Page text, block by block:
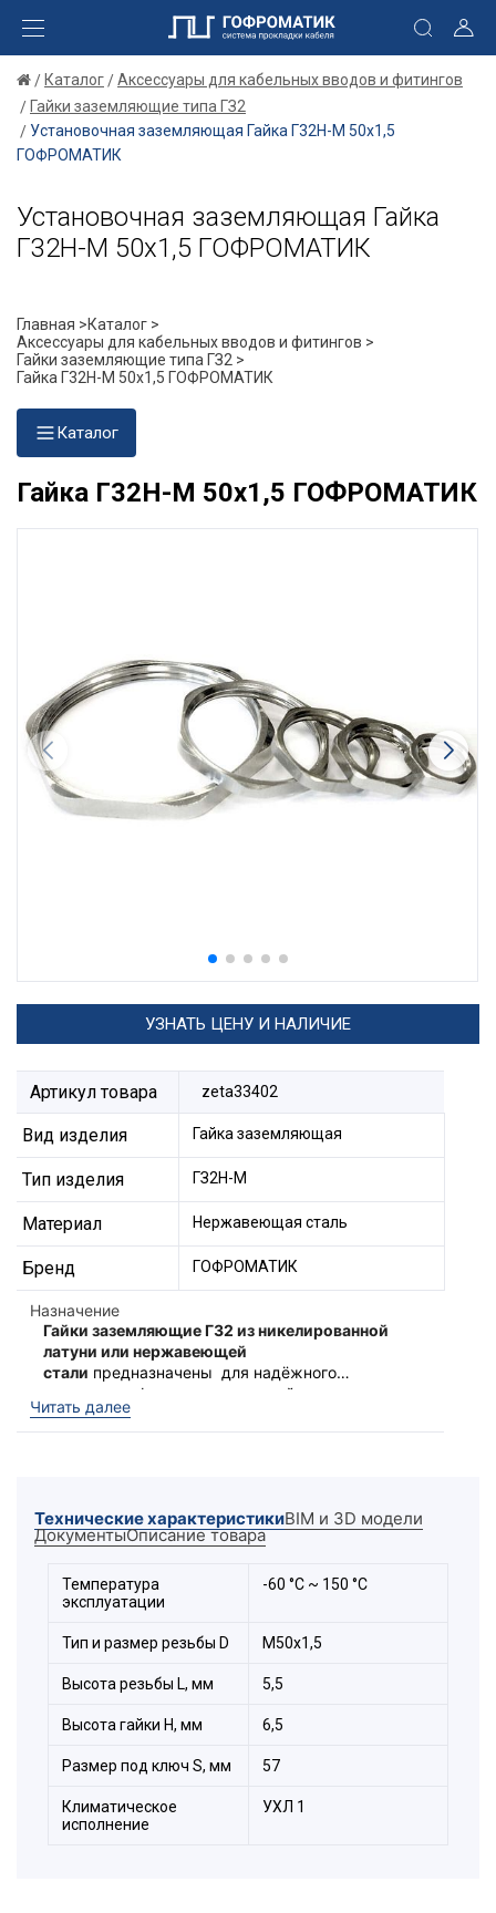
Каталог
Аксессуары для кабельных вводов и фитингов
Гайки заземляющие типа ГЗ2
Установочная заземляющая Гайка Г32Н-М 50х1,5
ГОФРОМАТИК
Установочная заземляющая Гайка
Г32Н-М 50х1,5 ГОФРОМАТИК
Главная >Каталог >
Аксессуары для кабельных вводов и фитингов >
Гайки заземляющие типа ГЗ2 >
Гайка Г32Н-М 50х1,5 ГОФРОМАТИК
Каталог
Гайка Г32Н-М 50х1,5 ГОФРОМАТИК
УЗНАТЬ ЦЕНУ И НАЛИЧИЕ
Артикул товара zeta33402
Вид изделия Гайка заземляющая
Тип изделия ГЗ2Н-М
Материал Нержавеющая сталь
Бренд ГОФРОМАТИК
Назначение
Гайки заземляющие ГЗ2 из никелированной
латуни или нержавеющей
стали предназначены для надёжного
соединения фитингов или устройств вводимых
в электротехнические оболочки (ящики, щиты
управления, коробки). Гайки ГЗ2, за счёт
эстетичный внешний вид и стандартный
размер под ключ. Изготавливаются с
выбор заказчика.
Рекомендованы к использованию с
Читать далее
Технические характеристикиBIM и 3D модели
ДокументыОписание товара
Температура
эксплуатации
-60 °С ~ 150 °С
Тип и размер резьбы D М50х1,5
Высота резьбы L, мм 5,5
Высота гайки H, мм 6,5
Размер под ключ S, мм 57
Климатическое
исполнение
УХЛ 1